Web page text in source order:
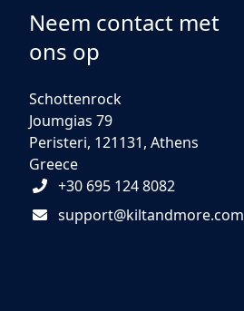
Neem contact met
ons op
Schottenrock
Joumgias 79
Peristeri, 121131, Athens
Greece
+30 695 124 8082
support@kiltandmore.com